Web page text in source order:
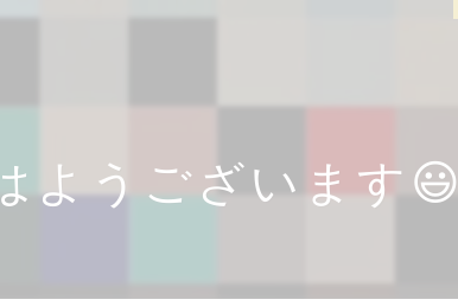
ようございます😃